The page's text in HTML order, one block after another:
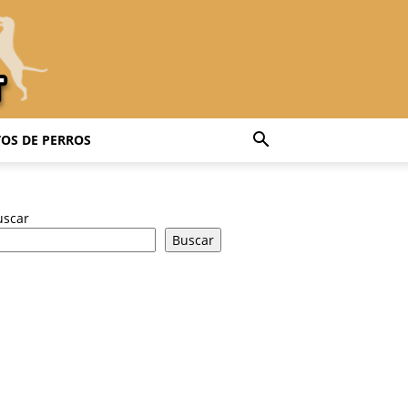
DE PERROS
Buscar